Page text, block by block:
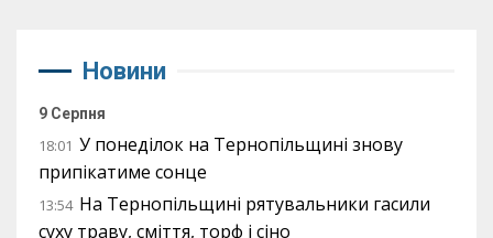
Новини
9 Серпня
18:01 У понеділок на Тернопільщині знову
припікатиме сонце
13:54 На Тернопільщині рятувальники гасили
суху траву, сміття, торф і сіно